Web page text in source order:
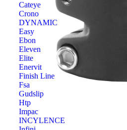
Cateye
Crono
DYNAMIC
Easy
Ebon
Eleven
Elite
Enervit
Finish Line
Fsa
Gudslip
Htp
Impac
INCYLENCE